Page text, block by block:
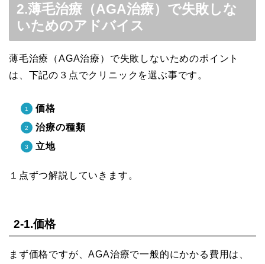
2.薄毛治療（AGA治療）で失敗しな
いためのアドバイス
薄毛治療（AGA治療）で失敗しないためのポイント
は、下記の３点でクリニックを選ぶ事です。
価格
治療の種類
立地
１点ずつ解説していきます。
2-1.価格
まず価格ですが、AGA治療で一般的にかかる費用は、